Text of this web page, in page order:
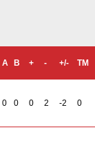
A B + - +/- TM
0 0 0 2 -2 0